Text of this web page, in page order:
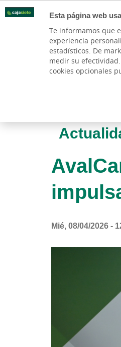
Esta página web
Te informamos que
experiencia
estadísticos. De
medir su efectividad.
cookies opcionales
Mié, 08/04/2026 -